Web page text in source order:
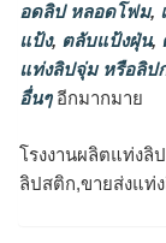
อดลิป หลอดโฟม,
แป้ง, ตลับแป้งฝุ่น,
แท่งลิปจุ่ม หรือลิป
อื่นๆอีกมากมาย
โรงงานผลิตแท่งลิ
ลิปสติก,ขายส่งแท่